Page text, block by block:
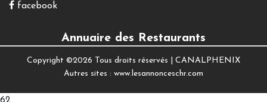
facebook
Annuaire des Restaurants
Copyright ©2026 Tous droits réservés | CANALPHENIX
Autres sites : www.lesannonceschr.com
62